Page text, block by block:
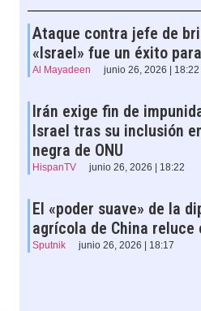
Ataque contra jefe de
«Israel» fue un éxito
Al Mayadeen junio 26, 2026 | 18:22
Irán exige fin de
Israel tras su inclusión
negra de ONU
HispanTV junio 26, 2026 | 18:22
El «poder suave» de la
agrícola de China reluce
Sputnik junio 26, 2026 | 18:17